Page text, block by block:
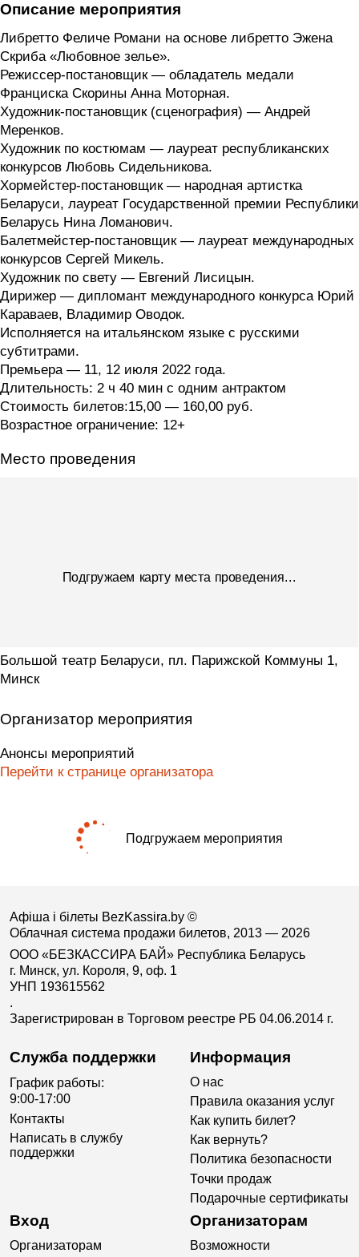
Описание мероприятия
Либретто Феличе Романи на основе либретто Эжена
Скриба «Любовное зелье».
Режиссер-постановщик — обладатель медали
Франциска Скорины Анна Моторная.
Художник-постановщик (сценография) — Андрей
Меренков.
Художник по костюмам — лауреат республиканских
конкурсов Любовь Сидельникова.
Хормейстер-постановщик — народная артистка
Беларуси, лауреат Государственной премии Республики
Беларусь Нина Ломанович.
Балетмейстер-постановщик — лауреат международных
конкурсов Сергей Микель.
Художник по свету — Евгений Лисицын.
Дирижер — дипломант международного конкурса Юрий
Караваев, Владимир Оводок.
Исполняется на итальянском языке с русскими
субтитрами.
Премьера — 11, 12 июля 2022 года.
Длительность: 2 ч 40 мин с одним антрактом
Стоимость билетов:15,00 — 160,00 руб.
Возрастное ограничение: 12+
Место проведения
Подгружаем карту места проведения...
Большой театр Беларуси, пл. Парижской Коммуны 1,
Минск
Организатор мероприятия
Анонсы мероприятий
Перейти к странице организатора
Подгружаем мероприятия
Афіша і білеты BezKassira.by ©
Облачная система продажи билетов, 2013 — 2026
ООО «БЕЗКАССИРА БАЙ» Республика Беларусь
г. Минск, ул. Короля, 9, оф. 1
УНП 193615562
.
Зарегистрирован в Торговом реестре РБ 04.06.2014 г.
Служба поддержки
График работы:
9:00-17:00
Контакты
Написать в службу
поддержки
Информация
О нас
Правила оказания услуг
Как купить билет?
Как вернуть?
Политика безопасности
Точки продаж
Подарочные сертификаты
Вход
Организаторам
Организаторам
Возможности